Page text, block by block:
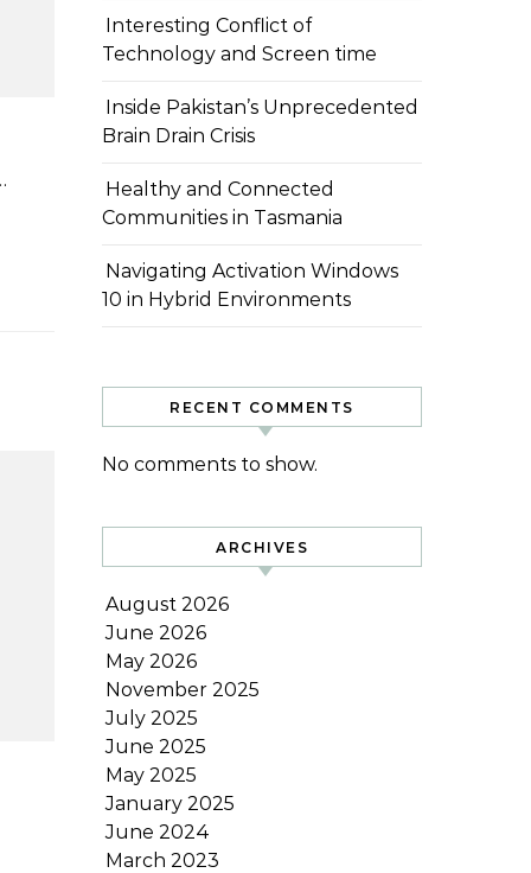
کراچی: شمولیت کے اپنے
Interesting Conflict of
Technology and Screen time
Inside Pakistan’s Unprecedented
Brain Drain Crisis
Healthy and Connected
Communities in Tasmania
Navigating Activation Windows
10 in Hybrid Environments
RECENT COMMENTS
No comments to show.
ARCHIVES
August 2026
June 2026
May 2026
November 2025
July 2025
June 2025
May 2025
January 2025
June 2024
March 2023